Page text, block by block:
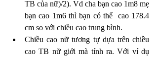
TB của nữ)/2). Vd cha bạn cao 1m8 mẹ
bạn cao 1m6 thì bạn có thể  cao 178.4
cm so với chiều cao trung bình.
Chiều cao nữ tương tự dựa trên chiều
cao TB nữ giới mà tính ra. Với ví dụ